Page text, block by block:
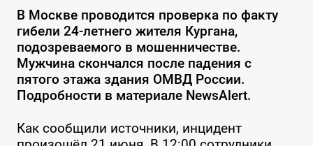
В Москве проводится проверка по факту
гибели 24-летнего жителя Кургана,
подозреваемого в мошенничестве.
Мужчина скончался после падения с
пятого этажа здания ОМВД России.
Подробности в материале NewsAlert.
Как сообщили источники, инцидент